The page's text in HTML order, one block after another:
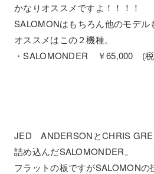
かなりオススメですよ！！！！
SALOMONはもちろん他のモデル
オススメはこの２機種。
・SALOMONDER ￥65,000 (税
JED ANDERSONとCHRIS
詰め込んだSALOMONDER。
フラットの板ですがSALOMONの